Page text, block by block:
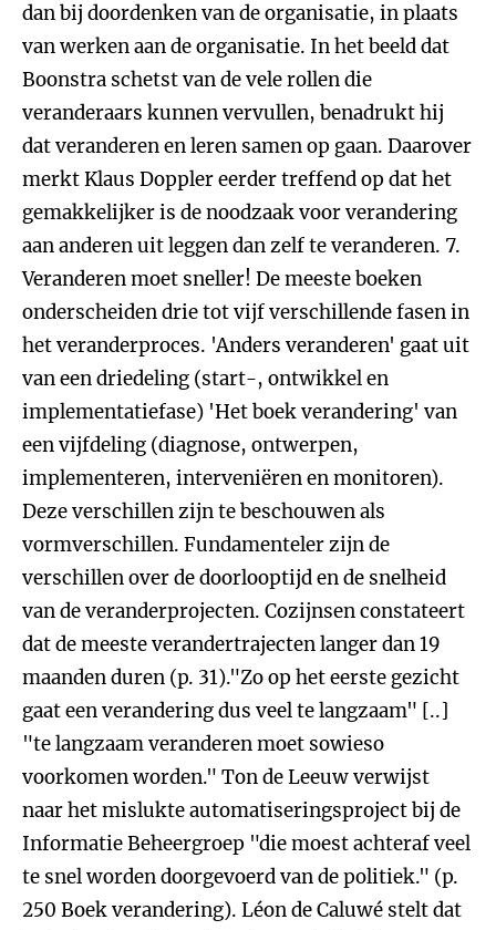
dan bij doordenken van de organisatie, in plaats
van werken aan de organisatie. In het beeld dat
Boonstra schetst van de vele rollen die
veranderaars kunnen vervullen, benadrukt hij
dat veranderen en leren samen op gaan. Daarover
merkt Klaus Doppler eerder treffend op dat het
gemakkelijker is de noodzaak voor verandering
aan anderen uit leggen dan zelf te veranderen. 7.
Veranderen moet sneller! De meeste boeken
onderscheiden drie tot vijf verschillende fasen in
het veranderproces. 'Anders veranderen' gaat uit
van een driedeling (start-, ontwikkel en
implementatiefase) 'Het boek verandering' van
een vijfdeling (diagnose, ontwerpen,
implementeren, interveniëren en monitoren).
Deze verschillen zijn te beschouwen als
vormverschillen. Fundamenteler zijn de
verschillen over de doorlooptijd en de snelheid
van de veranderprojecten. Cozijnsen constateert
dat de meeste verandertrajecten langer dan 19
maanden duren (p. 31)."Zo op het eerste gezicht
gaat een verandering dus veel te langzaam" [..]
"te langzaam veranderen moet sowieso
voorkomen worden." Ton de Leeuw verwijst
naar het mislukte automatiseringsproject bij de
Informatie Beheergroep "die moest achteraf veel
te snel worden doorgevoerd van de politiek." (p.
250 Boek verandering). Léon de Caluwé stelt dat